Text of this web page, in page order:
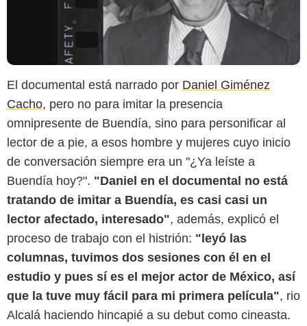
El documental está narrado por Daniel Giménez
Cacho, pero no para imitar la presencia
omnipresente de Buendía, sino para personificar al
lector de a pie, a esos hombre y mujeres cuyo inicio
de conversación siempre era un "¿Ya leíste a
Buendía hoy?". "Daniel en el documental no está
tratando de imitar a Buendía, es casi casi un
lector afectado, interesado", además, explicó el
proceso de trabajo con el histrión: "leyó las
columnas, tuvimos dos sesiones con él en el
estudio y pues sí es el mejor actor de México, así
que la tuve muy fácil para mi primera película", rio
Alcalá haciendo hincapié a su debut como cineasta.